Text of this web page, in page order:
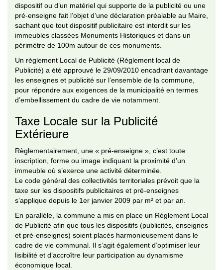
dispositif ou d’un matériel qui supporte de la publicité ou une
pré-enseigne fait l’objet d’une déclaration préalable au Maire,
sachant que tout dispositif publicitaire est interdit sur les
immeubles classées Monuments Historiques et dans un
périmètre de 100m autour de ces monuments.
Un règlement Local de Publicité (Règlement local de
Publicité) a été approuvé le 29/09/2010 encadrant davantage
les enseignes et publicité sur l’ensemble de la commune,
pour répondre aux exigences de la municipalité en termes
d’embellissement du cadre de vie notamment.
Taxe Locale sur la Publicité
Extérieure
Règlementairement, une « pré-enseigne », c’est toute
inscription, forme ou image indiquant la proximité d’un
immeuble où s’exerce une activité déterminée.
Le code général des collectivités territoriales prévoit que la
taxe sur les dispositifs publicitaires et pré-enseignes
s’applique depuis le 1er janvier 2009 par m² et par an.
En parallèle, la commune a mis en place un Règlement Local
de Publicité afin que tous les dispositifs (publicités, enseignes
et pré-enseignes) soient placés harmonieusement dans le
cadre de vie communal. Il s’agit également d’optimiser leur
lisibilité et d’accroître leur participation au dynamisme
économique local.